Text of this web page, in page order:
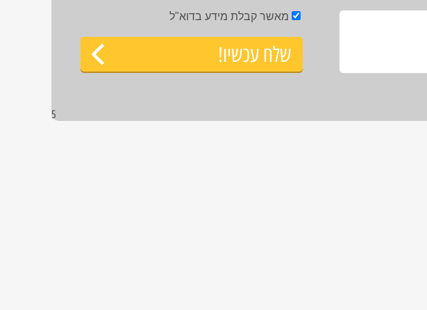
מאשר קבלת מידע בדוא"ל
שלח עכשיו!
5